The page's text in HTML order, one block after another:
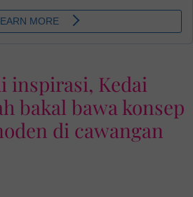
inspirasi, Kedai
bakal bawa konsep
di cawangan